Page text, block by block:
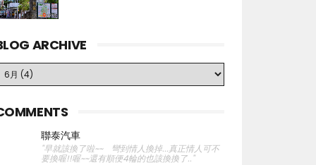
ARCHIVE
聯泰汽車
"早就該換了啦~~ 彎到情人換掉...真正情人可不
要換喔!!喔~~還有順便4輪的也該換換了.."